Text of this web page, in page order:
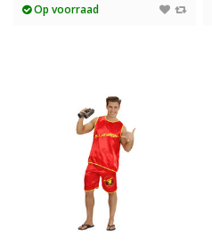
Op voorraad